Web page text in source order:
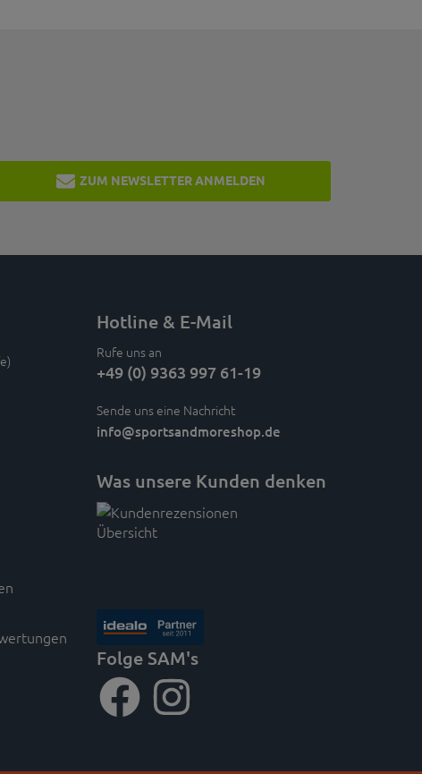
ZUM NEWSLETTER ANMELDEN
Hotline & E-Mail
Rufe uns an
+49 (0) 9363 997 61-19
Sende uns eine Nachricht
info@sportsandmoreshop.de
Was unsere Kunden denken
Folge SAM's